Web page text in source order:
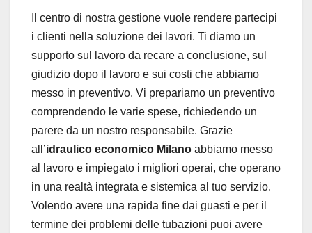
Il centro di nostra gestione vuole rendere partecipi
i clienti nella soluzione dei lavori. Ti diamo un
supporto sul lavoro da recare a conclusione, sul
giudizio dopo il lavoro e sui costi che abbiamo
messo in preventivo. Vi prepariamo un preventivo
comprendendo le varie spese, richiedendo un
parere da un nostro responsabile. Grazie
all’idraulico economico Milano abbiamo messo
al lavoro e impiegato i migliori operai, che operano
in una realtà integrata e sistemica al tuo servizio.
Volendo avere una rapida fine dai guasti e per il
termine dei problemi delle tubazioni puoi avere